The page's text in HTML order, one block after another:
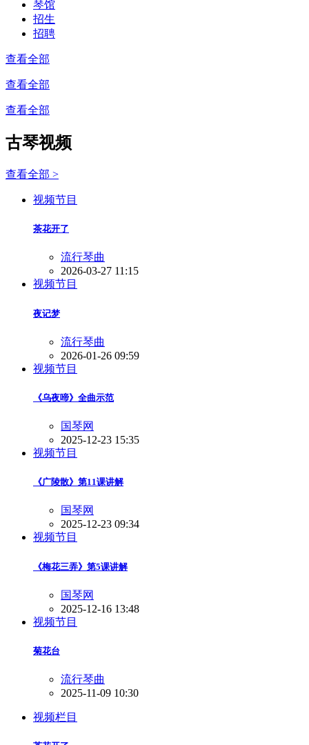
琴馆
招生
招聘
查看全部
查看全部
查看全部
古琴视频
查看全部 >
视频节目
茶花开了
流行琴曲
2026-03-27 11:15
视频节目
夜记梦
流行琴曲
2026-01-26 09:59
视频节目
《乌夜啼》全曲示范
国琴网
2025-12-23 15:35
视频节目
《广陵散》第11课讲解
国琴网
2025-12-23 09:34
视频节目
《梅花三弄》第5课讲解
国琴网
2025-12-16 13:48
视频节目
菊花台
流行琴曲
2025-11-09 10:30
视频栏目